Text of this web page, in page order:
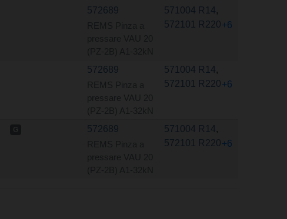
572689 571004 R14,
572101 R220+6
572689 571004 R14,
572101 R220+6
572689 571004 R14,
572101 R220+6